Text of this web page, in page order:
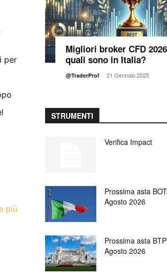
per
più
Migliori broker CFD
quali sono in Italia?
@TraderProf - 21 Gennaio 2025
STRUMENTI
Verifica Impact
Prossima asta
Agosto 2026
Prossima asta
Agosto 2026